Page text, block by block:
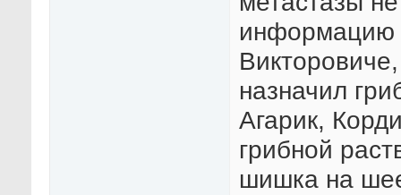
информацию
назначил
Агарик,
грибной
шишка на